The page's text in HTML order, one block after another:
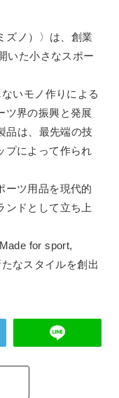
ズノ）〉は、創業
いた小さなスポー
いモノ作りによる
ツ界の振興と発展
は、最先端の技
プによって作られ
ツ用品を現代的
ンドとして立ち上
for sport,
なスタイルを創出